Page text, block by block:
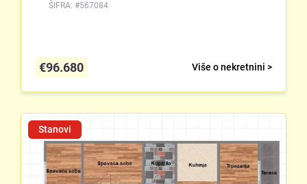
ŠIFRA: #567084
Više o nekretnini >
€96.680
Stanovi